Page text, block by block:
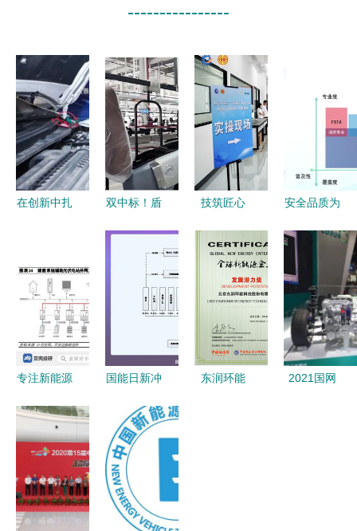
----------------
在创新中扎
精诚杯
2017比亚
迪新能源服
务技能大赛
昊憾杭州分
双中标！盾
携手爱玛科
技，护航重
庆贵港两大
技筑匠心
厦钨新能选
手在厦门市
新能源质检
技能竞赛中
斩获多项荣
安全品质为
产品获颁
nesta六维
电安全证
书，新能源
技术服务引
领行业新标
专注新能源
阳光电源在
光伏大赛道
上的崛起
国能日新冲
IPO 募资
3.45亿元，
深耕新能源
信息技术服
务赛道
东润环能
2021国网